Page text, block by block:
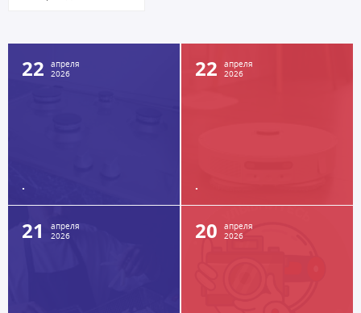
22
апреля
2026
.
22
апреля
2026
.
21
апреля
2026
20
апреля
2026